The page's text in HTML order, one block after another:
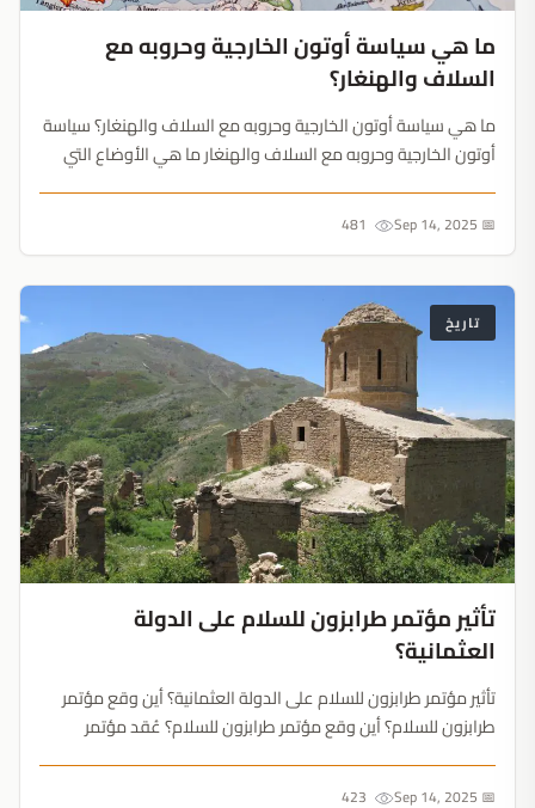
ما هي سياسة أوتون الخارجية وحروبه مع
السلاف والهنغار؟
ما هي سياسة أوتون الخارجية وحروبه مع السلاف والهنغار؟ سياسة
أوتون الخارجية وحروبه مع السلاف والهنغار ما هي الأوضاع التي
الأوضاع الخارجية وغارات الشعوب المجاورة على إيطاليا مشاكل
الكنيسة سيا...
📅 Sep 14, 2025
تاريخ
تأثير مؤتمر طرابزون للسلام على الدولة
العثمانية؟
تأثير مؤتمر طرابزون للسلام على الدولة العثمانية؟ أين وقع مؤتمر
طرابزون للسلام؟ أين وقع مؤتمر طرابزون للسلام؟ عُقد مؤتمر
📅 Sep 14, 2025